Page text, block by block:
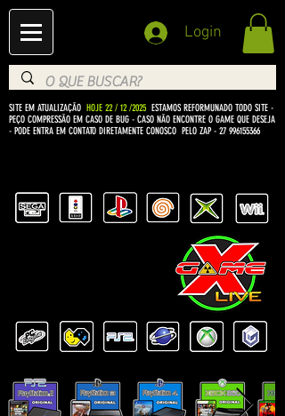
Login
SITE EM ATUALIZAÇÃO HOJE 22 / 12 /2025 ESTAMOS REFORMUNADO TODO SITE -
PEÇO COMPRESSÃO EM CASO DE BUG - CASO NÃO ENCONTRE O GAME QUE DESEJA
- PODE ENTRA EM CONTATO DIRETAMENTE CONOSCO PELO ZAP - 27 996155366